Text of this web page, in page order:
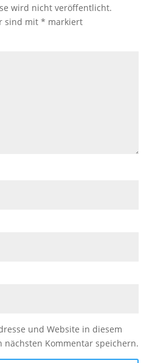
wird nicht veröffentlicht.
sind mit * markiert
und Website in diesem
nächsten Kommentar speichern.